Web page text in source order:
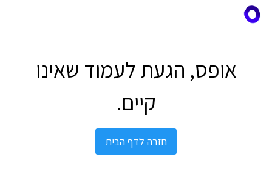
אופס, הגעת לעמוד שאינו
קיים.
חזרה לדף הבית